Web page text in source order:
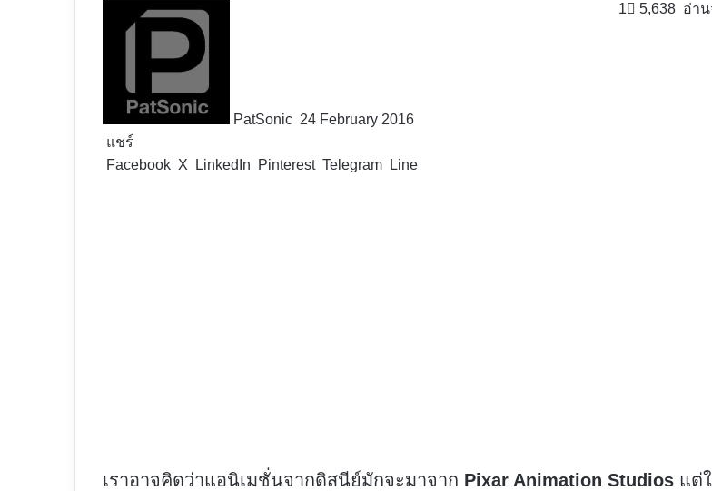
PatSonic 24 February 2016
1 5,638 อ่า
แชร์
Facebook X LinkedIn Pinterest Telegram Line
เราอาจคิดว่าแอนิเมชั่นจากดิสนีย์มักจะมาจาก Pixar Animation Studios แต่